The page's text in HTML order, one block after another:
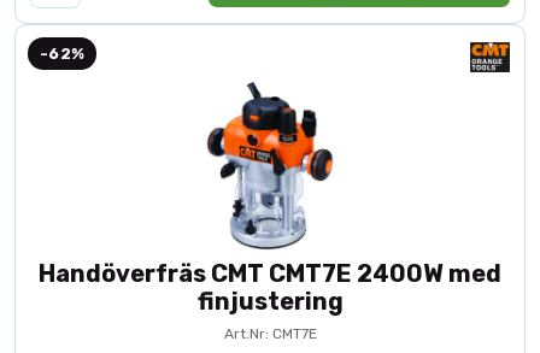
-62%
Handöverfräs CMT CMT7E 2400W med
finjustering
Art.Nr: CMT7E